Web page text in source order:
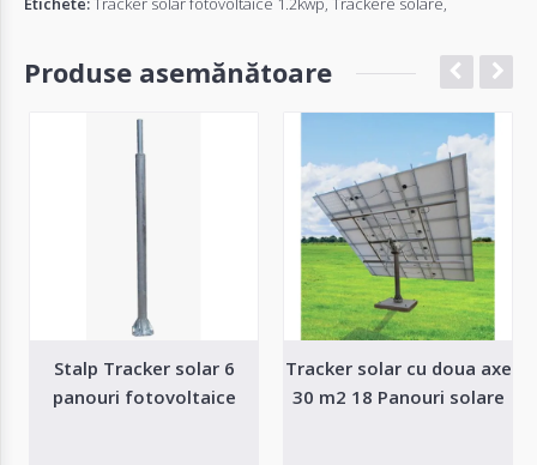
Produse asemănătoare
Stalp Tracker solar 6
panouri fotovoltaice
Tracker solar cu doua axe
30 m2 18 Panouri solare